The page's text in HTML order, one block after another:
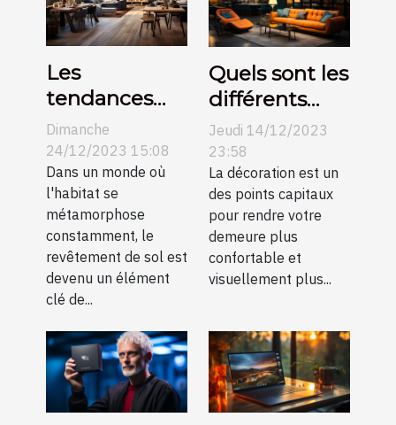
Les
tendances
actuelles
dans le
revêtement
de sol et
comment
elles
transforment
l'esthétique
des
habitations
modernes
Dimanche
24/12/2023 15:08
Dans un monde où
l'habitat se
métamorphose
constamment, le
revêtement de sol est
devenu un élément
clé de...
Quels sont les
différents
types de
suspension et
idées pour
améliorer la
décoration de
votre
intérieur ?
Jeudi 14/12/2023
23:58
La décoration est un
des points capitaux
pour rendre votre
demeure plus
confortable et
visuellement plus...